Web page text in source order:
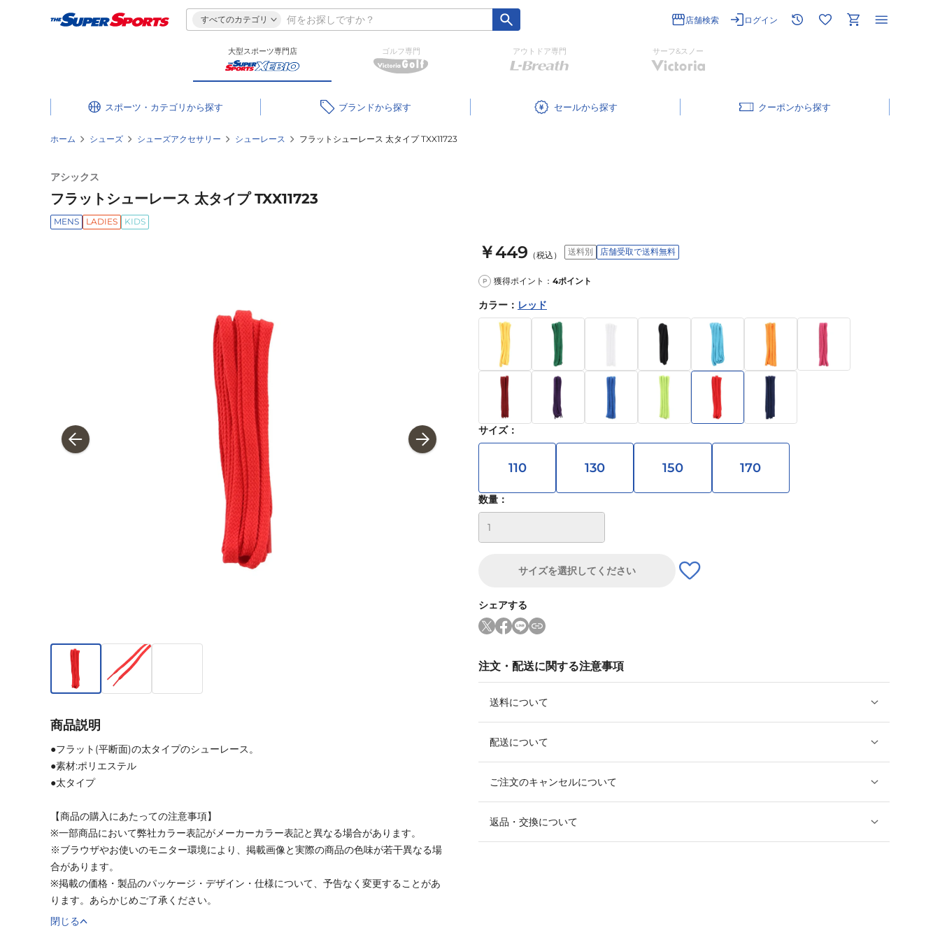
すべてのカテゴリ 店舗検索 ログイン
大型スポーツ専門店 ゴルフ専門 アウトドア専門 サーフ&スノー
スポーツ・カテゴリ ブランド セール クーポン
ホーム シューズ シューズアクセサリー シューレース フラットシューレース 太タイプ TXX11723
アシックス
フラットシューレース 太タイプ TXX11723
MENS LADIES KIDS
￥449 （税込） 送料別 店舗受取で送料無料
P 獲得ポイント： 4ポイント
カラー ： レッド
サイズ：
110 130 150 170
数量：
サイズを選択してください
シェアする
注文・配送に関する注意事項
送料について
配送について
ご注文のキャンセルについて
返品・交換について
商品説明
●フラット(平断面)の太タイプのシューレース。
●素材:ポリエステル
●太タイプ
【商品の購入にあたっての注意事項】
※一部商品において弊社カラー表記がメーカーカラー表記と異なる場合があります。
※ブラウザやお使いのモニター環境により、掲載画像と実際の商品の色味が若干異なる場
合があります。
※掲載の価格・製品のパッケージ・デザイン・仕様について、予告なく変更することがあ
ります。あらかじめご了承ください。
閉じる